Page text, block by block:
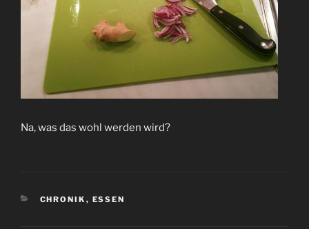
Na, was das wohl werden wird?
KATEGORIEN
CHRONIK , ESSEN